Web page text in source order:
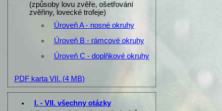
(způsoby lovu zvěře, ošetřování
zvěřiny, lovecké trofeje)
Úroveň A - nosné okruhy
Úroveň B - rámcové okruhy
Úroveň C - doplňkové okruhy
PDF karta VII. (4 MB)
I. - VII. všechny otázky